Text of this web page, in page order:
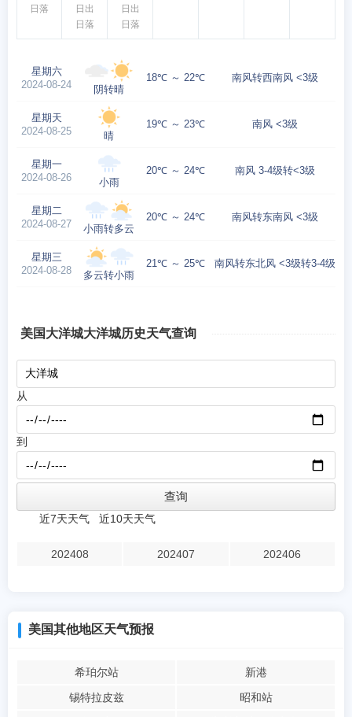
日落
日出
日落
日出
日落
星期六
2024-08-24
阴转晴
18℃ ～ 22℃ 南风转西南风 <3级
星期天
2024-08-25
晴
19℃ ～ 23℃ 南风 <3级
星期一
2024-08-26
小雨
20℃ ～ 24℃ 南风 3-4级转<3级
星期二
2024-08-27
小雨转多云
20℃ ～ 24℃ 南风转东南风 <3级
星期三
2024-08-28
多云转小雨
21℃ ～ 25℃ 南风转东北风 <3级转3-4级
美国大洋城大洋城历史天气查询
从
到
近7天天气 近10天天气
202408 202407 202406
美国其他地区天气预报
希珀尔站
新港
锡特拉皮兹
昭和站